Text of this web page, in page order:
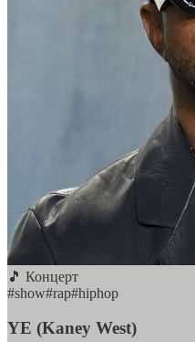
🎵 Концерт
#show#rap#hiphop
YE (Kaney West)